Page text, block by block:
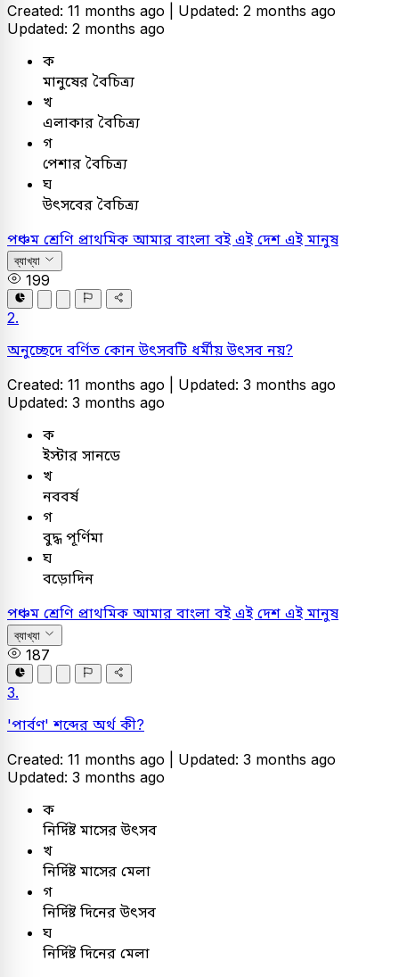
Created: 11 months ago | Updated: 2 months ago
Updated: 2 months ago
ক
মানুষের বৈচিত্র্য
খ
এলাকার বৈচিত্র্য
গ
পেশার বৈচিত্র্য
ঘ
উৎসবের বৈচিত্র্য
পঞ্চম শ্রেণি প্রাথমিক আমার বাংলা বই এই দেশ এই মানুষ
ব্যাখ্যা
199
2.
অনুচ্ছেদে বর্ণিত কোন উৎসবটি ধর্মীয় উৎসব নয়?
Created: 11 months ago | Updated: 3 months ago
Updated: 3 months ago
ক
ইস্টার সানডে
খ
নববর্ষ
গ
বুদ্ধ পূর্ণিমা
ঘ
বড়োদিন
পঞ্চম শ্রেণি প্রাথমিক আমার বাংলা বই এই দেশ এই মানুষ
ব্যাখ্যা
187
3.
'পার্বণ' শব্দের অর্থ কী?
Created: 11 months ago | Updated: 3 months ago
Updated: 3 months ago
ক
নির্দিষ্ট মাসের উৎসব
খ
নির্দিষ্ট মাসের মেলা
গ
নির্দিষ্ট দিনের উৎসব
ঘ
নির্দিষ্ট দিনের মেলা